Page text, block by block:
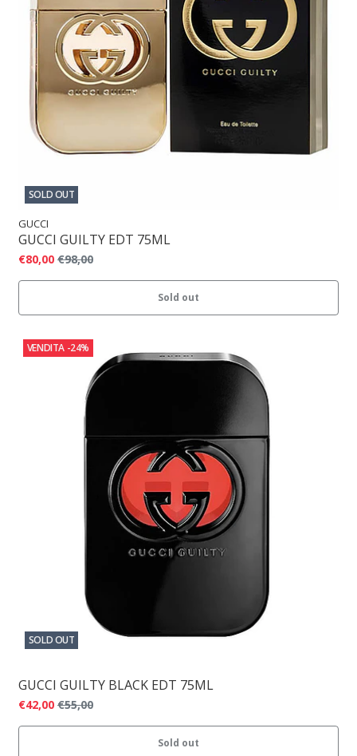
SOLD OUT
GUCCI
GUCCI GUILTY EDT 75ML
€80,00 €98,00
Sold out
VENDITA -24%
SOLD OUT
GUCCI GUILTY BLACK EDT 75ML
€42,00 €55,00
Sold out